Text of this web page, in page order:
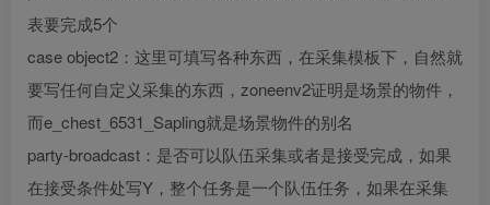
表要完成5个
case object2：这里可填写各种东西，在采集模板下，自然就
要写任何自定义采集的东西，zoneenv2证明是场景的物件，
而e_chest_6531_Sapling就是场景物件的别名
party-broadcast：是否可以队伍采集或者是接受完成，如果
在接受条件处写Y，整个任务是一个队伍任务，如果在采集